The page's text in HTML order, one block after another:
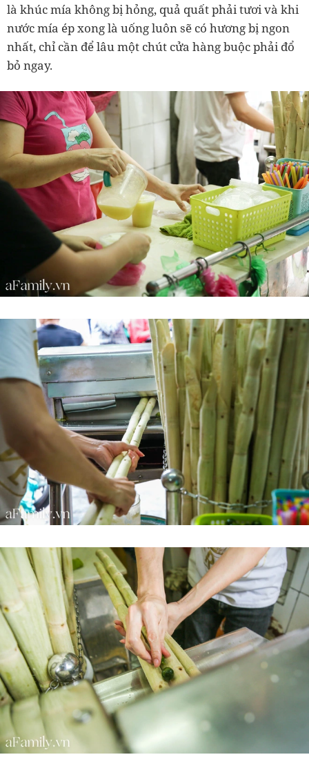
là khúc mía không bị hỏng, quả quất phải tươi và khi
nước mía ép xong là uống luôn sẽ có hương bị ngon
nhất, chỉ cần để lâu một chút cửa hàng buộc phải đổ
bỏ ngay.